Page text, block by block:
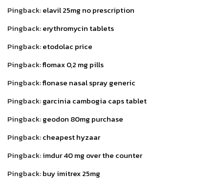
Pingback:elavil 25mg no prescription
Pingback:erythromycin tablets
Pingback:etodolac price
Pingback:flomax 0,2 mg pills
Pingback:flonase nasal spray generic
Pingback:garcinia cambogia caps tablet
Pingback:geodon 80mg purchase
Pingback:cheapest hyzaar
Pingback:imdur 40 mg over the counter
Pingback:buy imitrex 25mg